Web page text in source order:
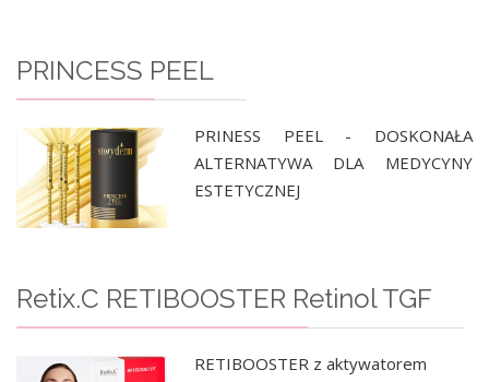
PRINCESS PEEL
PRINESS PEEL - DOSKONAŁA
ALTERNATYWA DLA MEDYCYNY
ESTETYCZNEJ
Retix.C RETIBOOSTER Retinol TGF
RETIBOOSTER z aktywatorem